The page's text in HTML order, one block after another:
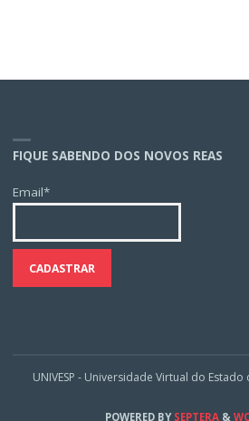
FIQUE SABENDO DOS NOVOS REAS
Email*
UNIVESP - Universidade Virtual do Estado
POWERED BYSEPTERA &